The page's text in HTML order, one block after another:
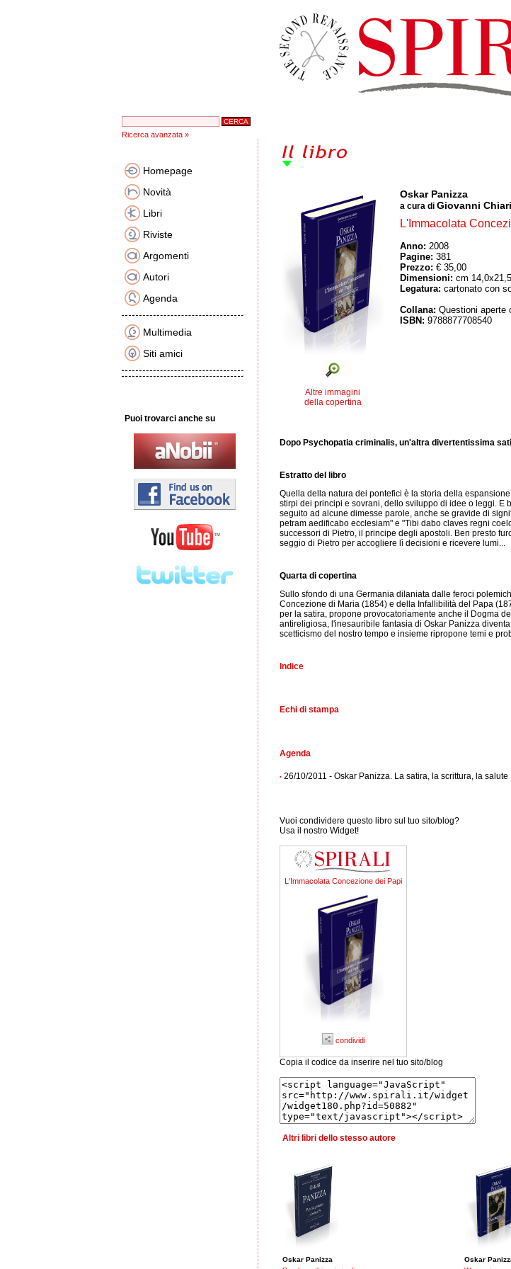
Ricerca avanzata »
Homepage
Novità
Libri
Riviste
Argomenti
Autori
Agenda
Multimedia
Siti amici
Puoi trovarci anche su
Altre immagini
della copertina
Oskar Panizza
a cura di Giovanni
L'Immacolata
Anno: 2008
Pagine: 381
Prezzo: € 35,00
Dimensioni: cm 14,0x21,5
Legatura: cartonato con
Collana: Questioni aperte
ISBN: 9788877708540
Dopo Psychopatia criminalis, un'altra divertentissima
Estratto del libro
Quella della natura dei pontefici è la storia della
stirpi dei principi e sovrani, dello sviluppo di idee o leggi. E
seguito ad alcune dimesse parole, anche se gravide di
petram aedificabo ecclesiam" e "Tibi dabo claves regni
successori di Pietro, il principe degli apostoli. Ben presto
seggio di Pietro per accogliere lì decisioni e ricevere lumi...
Quarta di copertina
Sullo sfondo di una Germania dilaniata dalle feroci
Concezione di Maria (1854) e della Infallibilità del Papa
per la satira, propone provocatoriamente anche il Dogma
antireligiosa, l'inesauribile fantasia di Oskar Panizza
scetticismo del nostro tempo e insieme ripropone temi e
Indice
Echi di stampa
Agenda
• 26/10/2011 - Oskar Panizza. La satira, la scrittura, la salute
Vuoi condividere questo libro sul tuo sito/blog?
Usa il nostro Widget!
L'Immacolata Concezione dei Papi
condividi
Copia il codice da inserire nel tuo sito/blog
Altri libri dello stesso autore
Oskar Panizza
Oskar